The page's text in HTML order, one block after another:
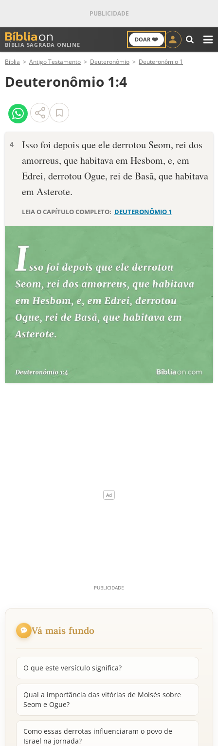
BÍBLIA SAGRADA ONLINE
DOAR ❤️
ANTIGO TESTAMENTO
NOVO TESTAMENTO
VERSÍCULOS
PALAVRA DO DIA
SALMO DO DIA
DEVOCIONAL DIÁRIO
ESTUDOS BÍBLICOS
ESBOÇOS DE PREGAÇÃO
PERGUNTE À BÍBLIA
QUEM SOMOS
Bíblia Antigo Testamento Deuteronômio Deuteronômio 1
Deuteronômio 1:4
4
Isso foi depois que ele derrotou Seom, rei dos
amorreus, que habitava em Hesbom, e, em
Edrei, derrotou Ogue, rei de Basã, que habitava
em Asterote.
LEIA O CAPÍTULO COMPLETO: DEUTERONÔMIO 1
Vá mais fundo
O que este versículo significa?
Qual a importância das vitórias de Moisés sobre
Seom e Ogue?
Como essas derrotas influenciaram o povo de
Israel na jornada?